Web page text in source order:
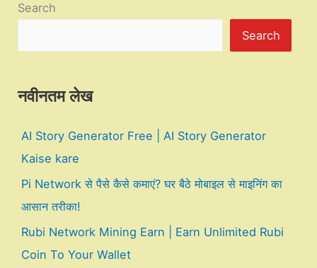
Search
Search
नवीनतम लेख
AI Story Generator Free | AI Story Generator
Kaise kare
Pi Network से पैसे कैसे कमाएं? घर बैठे मोबाइल से माइनिंग का
आसान तरीका!
Rubi Network Mining Earn | Earn Unlimited Rubi
Coin To Your Wallet